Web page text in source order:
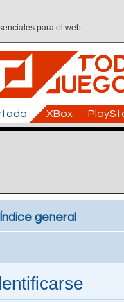
para el web.
XBox
Índice general